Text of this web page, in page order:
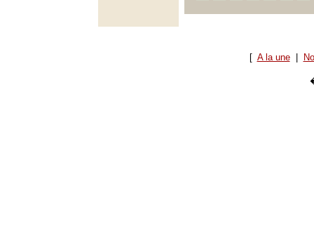
[ A la une|